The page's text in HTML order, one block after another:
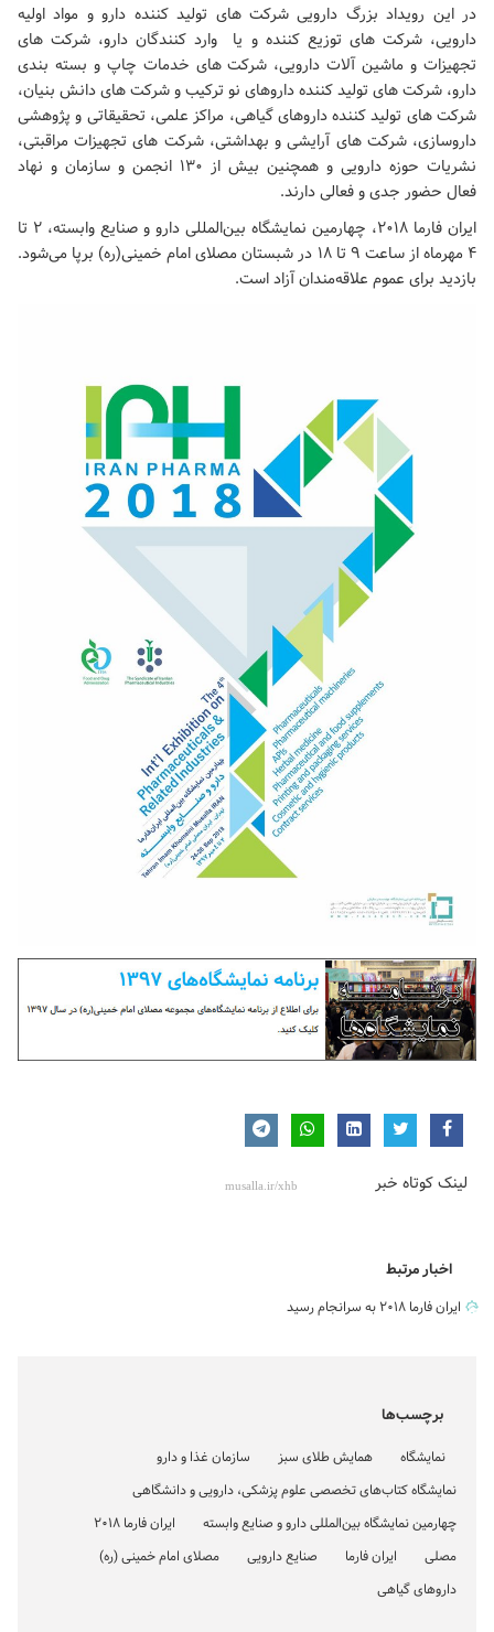
در این رویداد بزرگ دارویی شرکت های تولید کننده دارو و مواد اولیه
دارویی، شرکت های توزیع کننده و یا وارد کنندگان دارو، شرکت های
تجهیزات و ماشین آلات دارویی، شرکت های خدمات چاپ و بسته بندی
دارو، شرکت های تولید کننده داروهای نو ترکیب و شرکت های دانش بنیان،
شرکت های تولید کننده داروهای گیاهی، مراکز علمی، تحقیقاتی و پژوهشی
داروسازی، شرکت های آرایشی و بهداشتی، شرکت های تجهیزات مراقبتی،
نشریات حوزه دارویی و همچنین بیش از ۱۳۰ انجمن و سازمان و نهاد
فعال حضور جدی و فعالی دارند.
ایران فارما ۲۰۱۸، چهارمین نمایشگاه بین‌المللی دارو و صنایع وابسته، ۲ تا
۴ مهرماه از ساعت ۹ تا ۱۸ در شبستان
مصلای امام خمینی(ره) برپا می‌شود.
بازدید برای عموم علاقه‌مندان آزاد است.
لینک کوتاه خبر
اخبار مرتبط
ایران فارما ۲۰۱۸ به سرانجام رسید
برچسب‌ها
نمایشگاه همایش طلای سبز
سازمان غذا و دارو
نمایشگاه کتاب‌های تخصصی علوم پزشکی، دارویی و دانشگاهی
چهارمین نمایشگاه بین‌المللی دارو و صنایع وابسته
ایران فارما 2018
مصلی
ایران فارما صنایع دارویی
مصلای امام خمینی (ره)
داروهای گیاهی